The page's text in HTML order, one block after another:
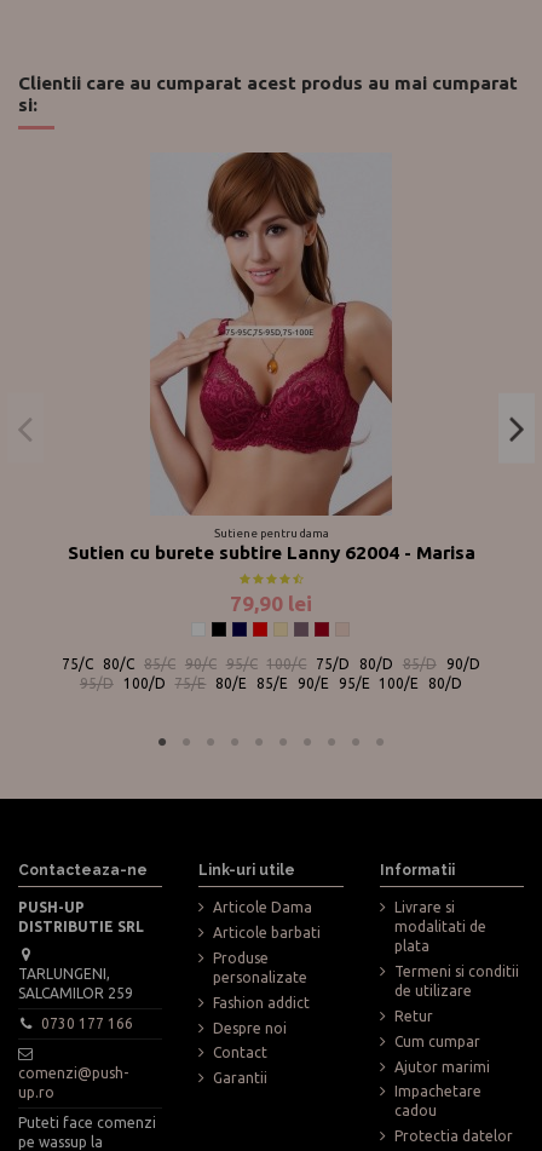
Clientii care au cumparat acest produs au mai cumparat
si:
Sutiene pentru dama
Sutien cu burete subtire Lanny 62004 - Marisa
79,90 lei
AlbNegruBleumarin
RosuBejPlumBordeaux
75/C
80/C 85/C 90/C 95/C 100/C 75/D 80/D 85/D
90/D
95/D
100/D 75/E 80/E 85/E 90/E 95/E 100/E 80/D
Contacteaza-ne
PUSH-UP
DISTRIBUTIE SRL
TARLUNGENI,
SALCAMILOR 259
0730 177 166
comenzi@push-
up.ro
Puteti face comenzi
pe wassup la
Link-uri utile
Articole Dama
Articole barbati
Produse
personalizate
Fashion addict
Despre noi
Contact
Garantii
Informatii
Livrare si
modalitati de
plata
Termeni si conditii
de utilizare
Retur
Cum cumpar
Ajutor marimi
Impachetare
cadou
Protectia datelor